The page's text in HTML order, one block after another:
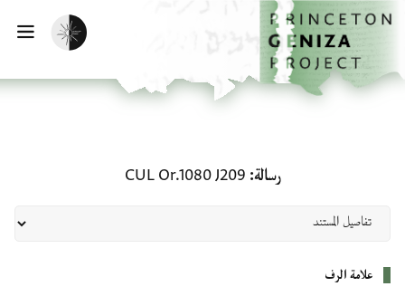
إلى المحتوى الرئيسي
الرئيسية
تفعيل الوضع المظلم
رسالة CUL Or.1080 J209
علامة الرف